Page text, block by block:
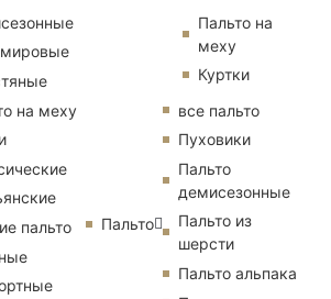
на меху
пальто
Пальто на
меху
Куртки
Пальто
все пальто
Пуховики
Пальто
демисезонные
Пальто из
шерсти
Пальто альпака